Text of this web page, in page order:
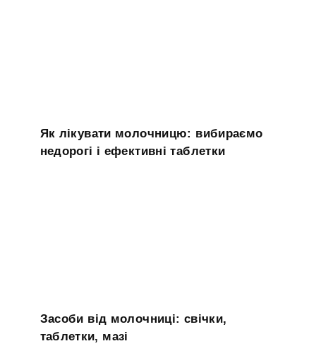
Як лікувати молочницю: вибираємо
недорогі і ефективні таблетки
Засоби від молочниці: свічки,
таблетки, мазі